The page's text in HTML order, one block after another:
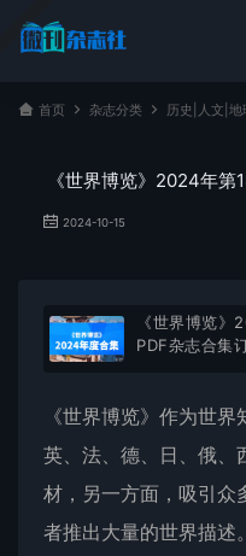
首页 杂志分类 历史|人文|地
《世界博览》2024年第
2024-10-15
《世界博览》
PDF杂志合集
《世界博览》作为世界
英、法、德、日、俄、
材，另一方面，吸引众
者推出大量的世界描述